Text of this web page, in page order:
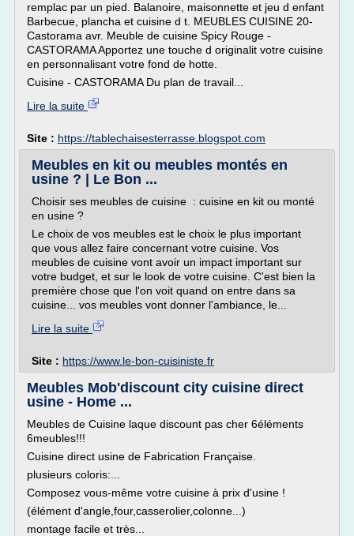
remplac par un pied. Balanoire, maisonnette et jeu d enfant
Barbecue, plancha et cuisine d t. MEUBLES CUISINE 20-
Castorama avr. Meuble de cuisine Spicy Rouge -
CASTORAMA Apportez une touche d originalit votre cuisine
en personnalisant votre fond de hotte.
Cuisine - CASTORAMA Du plan de travail...
Lire la suite
Site : https://tablechaisesterrasse.blogspot.com
Meubles en kit ou meubles montés en
usine ? | Le Bon ...
Choisir ses meubles de cuisine : cuisine en kit ou monté
en usine ?
Le choix de vos meubles est le choix le plus important
que vous allez faire concernant votre cuisine. Vos
meubles de cuisine vont avoir un impact important sur
votre budget, et sur le look de votre cuisine. C'est bien la
première chose que l'on voit quand on entre dans sa
cuisine... vos meubles vont donner l'ambiance, le...
Lire la suite
Site : https://www.le-bon-cuisiniste.fr
Meubles Mob'discount city cuisine direct
usine - Home ...
Meubles de Cuisine laque discount pas cher 6éléments
6meubles!!!
Cuisine direct usine de Fabrication Française.
plusieurs coloris:...
Composez vous-même votre cuisine à prix d'usine !
(élément d'angle,four,casserolier,colonne...)
montage facile et très...